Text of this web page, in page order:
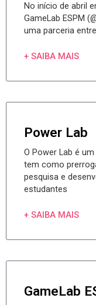
No início de abril
GameLab ESPM
uma parceria
+ SAIBA MAIS
Power Lab
O Power Lab é
tem como
pesquisa e
estudantes
+ SAIBA MAIS
GameLab